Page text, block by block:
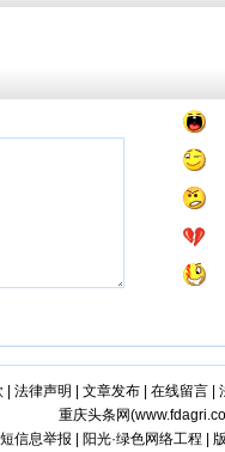
法律声明 文章发布| 在线留言|
重庆头条网(
信息举报 | 阳光·绿色网络工程 |